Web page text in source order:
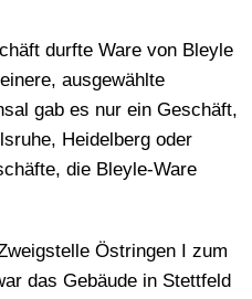
durfte Ware von Bleyle
ausgewählte
gab es nur ein Geschäft,
Heidelberg oder
die Bleyle-Ware
Östringen I zum
das Gebäude in Stettfeld